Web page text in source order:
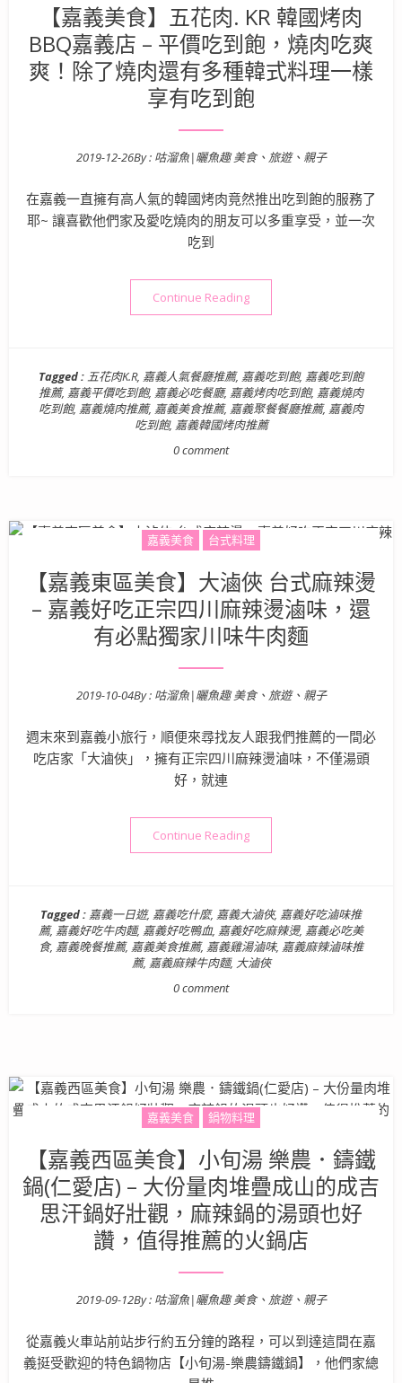
【嘉義美食】五花肉. KR 韓國烤肉
BBQ嘉義店 – 平價吃到飽，燒肉吃爽
爽！除了燒肉還有多種韓式料理一樣
享有吃到飽
Posted on
2019-12-26By : 咕溜魚|曬魚趣 美食、旅遊、親子
在嘉義一直擁有高人氣的韓國烤肉竟然推出吃到飽的服務了
耶~ 讓喜歡他們家及愛吃燒肉的朋友可以多重享受，並一次
吃到
Continue Reading“【嘉義美食】五花肉. KR 韓
Tagged : 五花肉K.R, 嘉義人氣餐廳推薦, 嘉義吃到飽, 嘉義吃到飽
推薦, 嘉義平價吃到飽, 嘉義必吃餐廳, 嘉義烤肉吃到飽, 嘉義燒肉
吃到飽, 嘉義燒肉推薦, 嘉義美食推薦, 嘉義聚餐餐廳推薦, 嘉義肉
吃到飽, 嘉義韓國烤肉推薦
0 comment
嘉義美食 台式料理
【嘉義東區美食】大滷俠 台式麻辣燙
– 嘉義好吃正宗四川麻辣燙滷味，還
有必點獨家川味牛肉麵
Posted on
2019-10-04By : 咕溜魚|曬魚趣 美食、旅遊、親子
週末來到嘉義小旅行，順便來尋找友人跟我們推薦的一間必
吃店家「大滷俠」，擁有正宗四川麻辣燙滷味，不僅湯頭
好，就連
Continue Reading“【嘉義東區美食】大滷俠
Tagged : 嘉義一日遊, 嘉義吃什麼, 嘉義大滷俠, 嘉義好吃滷味推
薦, 嘉義好吃牛肉麵, 嘉義好吃鴨血, 嘉義好吃麻辣燙, 嘉義必吃美
食, 嘉義晚餐推薦, 嘉義美食推薦, 嘉義雞湯滷味, 嘉義麻辣滷味推
薦, 嘉義麻辣牛肉麵, 大滷俠
0 comment
嘉義美食 鍋物料理
【嘉義西區美食】小旬湯 樂農．鑄鐵
鍋(仁愛店) – 大份量肉堆疊成山的成吉
思汗鍋好壯觀，麻辣鍋的湯頭也好
讚，值得推薦的火鍋店
Posted on
2019-09-12By : 咕溜魚|曬魚趣 美食、旅遊、親子
從嘉義火車站前站步行約五分鐘的路程，可以到達這間在嘉
義挺受歡迎的特色鍋物店【小旬湯-樂農鑄鐵鍋】，他們家總